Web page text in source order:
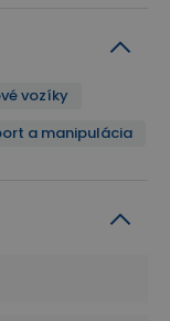
vozíky
a manipulácia